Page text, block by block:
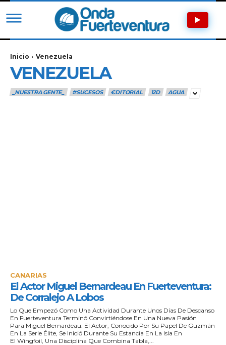
Inicio Venezuela
VENEZUELA
_NUESTRA GENTE_ #SUCESOS €DITORIAL 12D AGUA
CANARIAS
El Actor Miguel Bernardeau En Fuerteventura:
De Corralejo A Lobos
Lo Que Empezó Como Una Actividad Durante Unos Días De Descanso
En Fuerteventura Terminó Convirtiéndose En Una Nueva Pasión
Para Miguel Bernardeau. El Actor, Conocido Por Su Papel De Guzmán
En La Serie Élite, Se Inició Durante Su Estancia En La Isla En
El Wingfoil, Una Disciplina Que Combina Tabla,...